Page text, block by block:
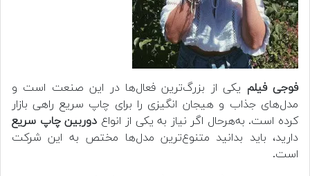
فوجی فیلم یکی از بزرگ‌ترین فعال‌ها در این صنعت است و
مدل‌های جذاب و هیجان انگیزی را برای چاپ سریع راهی بازار
کرده است. به‌هرحال اگر نیاز به یکی از انواع دوربین‌ چاپ سریع
دارید، باید بدانید متنوع‌ترین مدل‌ها مختص به این شرکت
است.